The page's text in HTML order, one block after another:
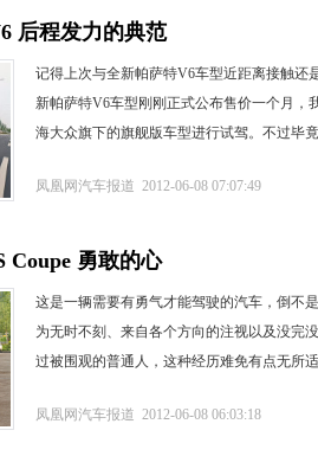
后程发力的典范
记得上次与全新帕萨特V6车型近距离接触还
新帕萨特V6车型刚刚正式公布售价一个月，
海大众旗下的旗舰版车型进行试驾。不过毕
凤凰网汽车报道 2012-06-08 07:07:49
Coupe 勇敢的心
这是一辆需要有勇气才能驾驶的汽车，倒不
为无时不刻、来自各个方向的注视以及没完
过被围观的普通人，这种经历难免有点无所
凤凰网汽车报道 2012-06-08 06:03:18